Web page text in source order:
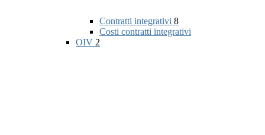
Contratti integrativi 8
Costi contratti integrativi
OIV 2